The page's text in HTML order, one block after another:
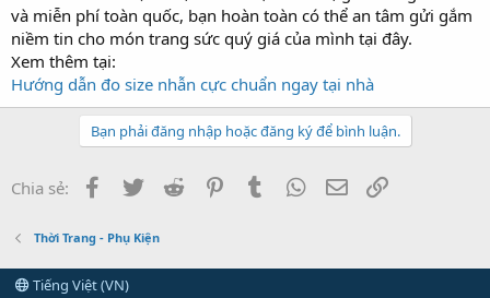
và miễn phí toàn quốc, bạn hoàn toàn có thể an tâm gửi gắm
niềm tin cho món trang sức quý giá của mình tại đây.
Xem thêm tại:
Hướng dẫn đo size nhẫn cực chuẩn ngay tại nhà
Bạn phải đăng nhập hoặc đăng ký để bình luận.
Chia sẻ: Facebook
Twitter Reddit PinterestTumblr WhatsApp
Email
Thời Trang - Phụ Kiện
Tiếng Việt (VN)